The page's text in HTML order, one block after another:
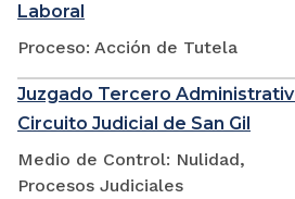
Laboral
Proceso: Acción de Tutela
Juzgado Tercero
Circuito Judicial de San Gil
Medio de Control: Nulidad,
Procesos Judiciales